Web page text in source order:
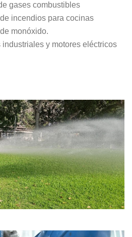
gases combustibles
incendios para cocinas
monóxido.
y motores eléctricos